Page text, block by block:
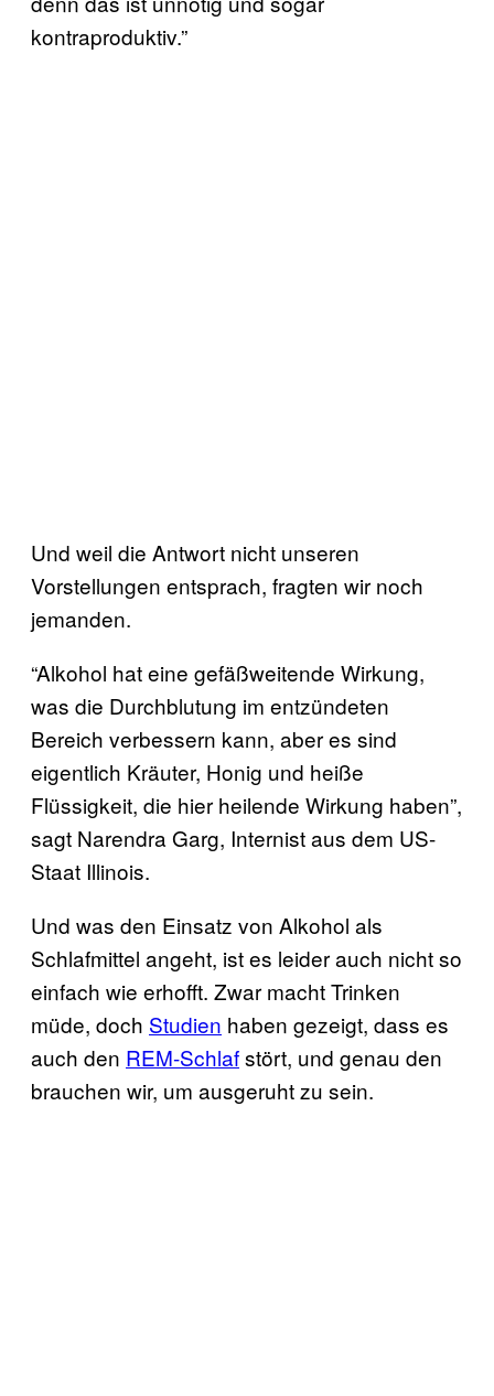
kontraproduktiv.”
Und weil die Antwort nicht unseren
Vorstellungen entsprach, fragten wir noch
jemanden.
“Alkohol hat eine gefäßweitende Wirkung,
was die Durchblutung im entzündeten
Bereich verbessern kann, aber es sind
eigentlich Kräuter, Honig und heiße
Flüssigkeit, die hier heilende Wirkung haben”,
sagt Narendra Garg, Internist aus dem US-
Staat Illinois.
Und was den Einsatz von Alkohol als
Schlafmittel angeht, ist es leider auch nicht so
einfach wie erhofft. Zwar macht Trinken
müde, doch Studien haben gezeigt, dass es
auch den REM-Schlafstört, und genau den
brauchen wir, um ausgeruht zu sein.